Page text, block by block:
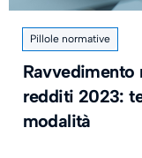
Pillole normative
Ravvedimento
redditi 2023:
modalità